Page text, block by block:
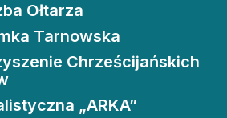
Ołtarza
Tarnowska
Chrześcijańskich
„ARKA”